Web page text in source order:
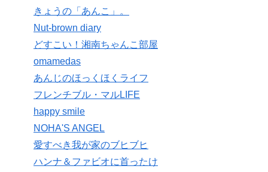
きょうの「あんこ」。
Nut-brown diary
どすこい！湘南ちゃんこ部屋
omamedas
あんじのほっくほくライフ
フレンチブル・マルLIFE
happy smile
NOHA'S ANGEL
愛すべき我が家のブヒブヒ
ハンナ＆ファビオに首ったけ